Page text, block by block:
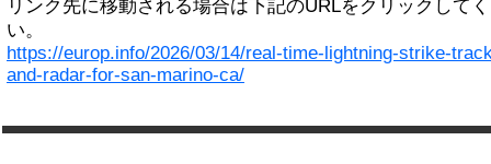
リンク先に移動される場合は下記のURLをクリックして
い。
https://europ.info/2026/03/14/real-time-lightning-strike-
and-radar-for-san-marino-ca/